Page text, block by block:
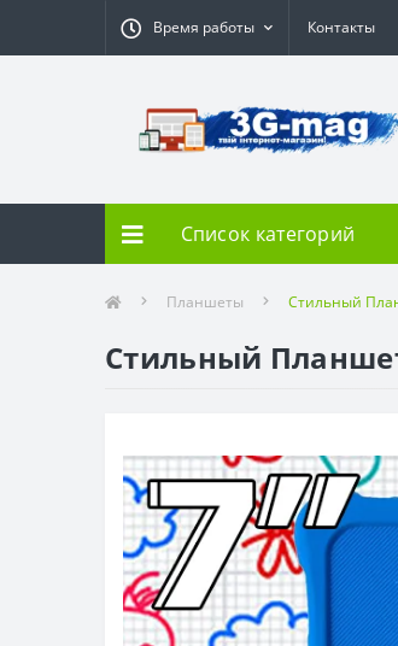
Время работы Контакты
Список категорий
Планшеты Стильный
Стильный